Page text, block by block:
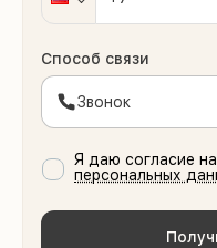
Способ связи
Звонок
Я даю согласие
персональных